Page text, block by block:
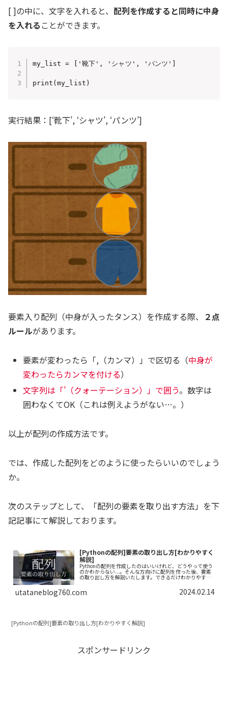
[ ]の中に、文字を入れると、 配列を作成すると同時に中身
を入れる ことができます。
my_list = ['靴下', 'シャツ', 'パンツ']
print(my_list)
実行結果：[‘靴下’, ‘シャツ’, ‘パンツ’]
要素入り配列（中身が入ったタンス）を作成する際、 ２点
ルールがあります。
要素が変わったら「,（カンマ）」で区切る（中身が
変わったらカンマを付ける）
文字列は「’（クォーテーション）」で囲う。数字は
囲わなくてOK（これは例えようがない…。）
以上が配列の作成方法です。
では、作成した配列をどのように使ったらいいのでしょう
か。
次のステップとして、「配列の要素を取り出す方法」を下
記記事にて解説しております。
[Pythonの配列]要素の取り出し方[わかりやすく
解説]
Pythonの配列を作成したのはいいけれど、どうやって使う
のかわからない...。そんな方向けに配列を作った後、要素
の取り出し方を解説いたします。できるだけわかりやすく
utataneblog760.com 2024.02.14
[Pythonの配列]要素の取り出し方[わかりやすく解説]
スポンサードリンク